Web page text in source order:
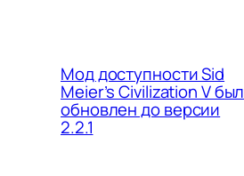
Мод доступности Sid
Meier’s Civilization V был
обновлен до версии
2.2.1